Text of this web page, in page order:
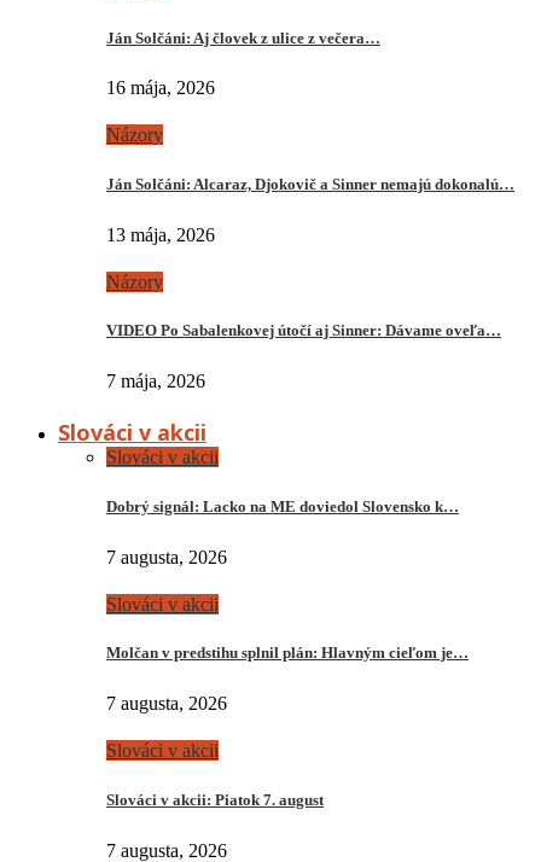
Ján Solčáni: Aj človek z ulice z večera…
16 mája, 2026
Názory
Ján Solčáni: Alcaraz, Djokovič a Sinner nemajú dokonalú…
13 mája, 2026
Názory
VIDEO Po Sabalenkovej útočí aj Sinner: Dávame oveľa…
7 mája, 2026
Slováci v akcii
Slováci v akcii
Dobrý signál: Lacko na ME doviedol Slovensko k…
7 augusta, 2026
Slováci v akcii
Molčan v predstihu splnil plán: Hlavným cieľom je…
7 augusta, 2026
Slováci v akcii
Slováci v akcii: Piatok 7. august
7 augusta, 2026